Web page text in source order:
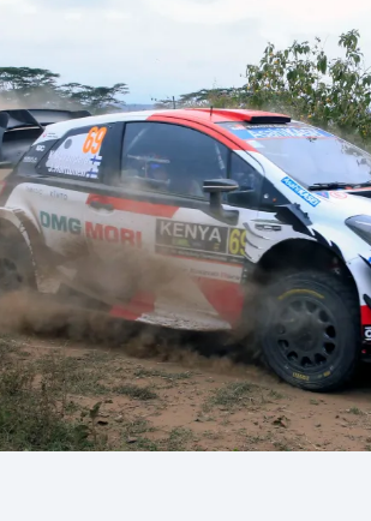
Motorsport
Olympijské hry
Parasport
Plavání
Plážový volejbal